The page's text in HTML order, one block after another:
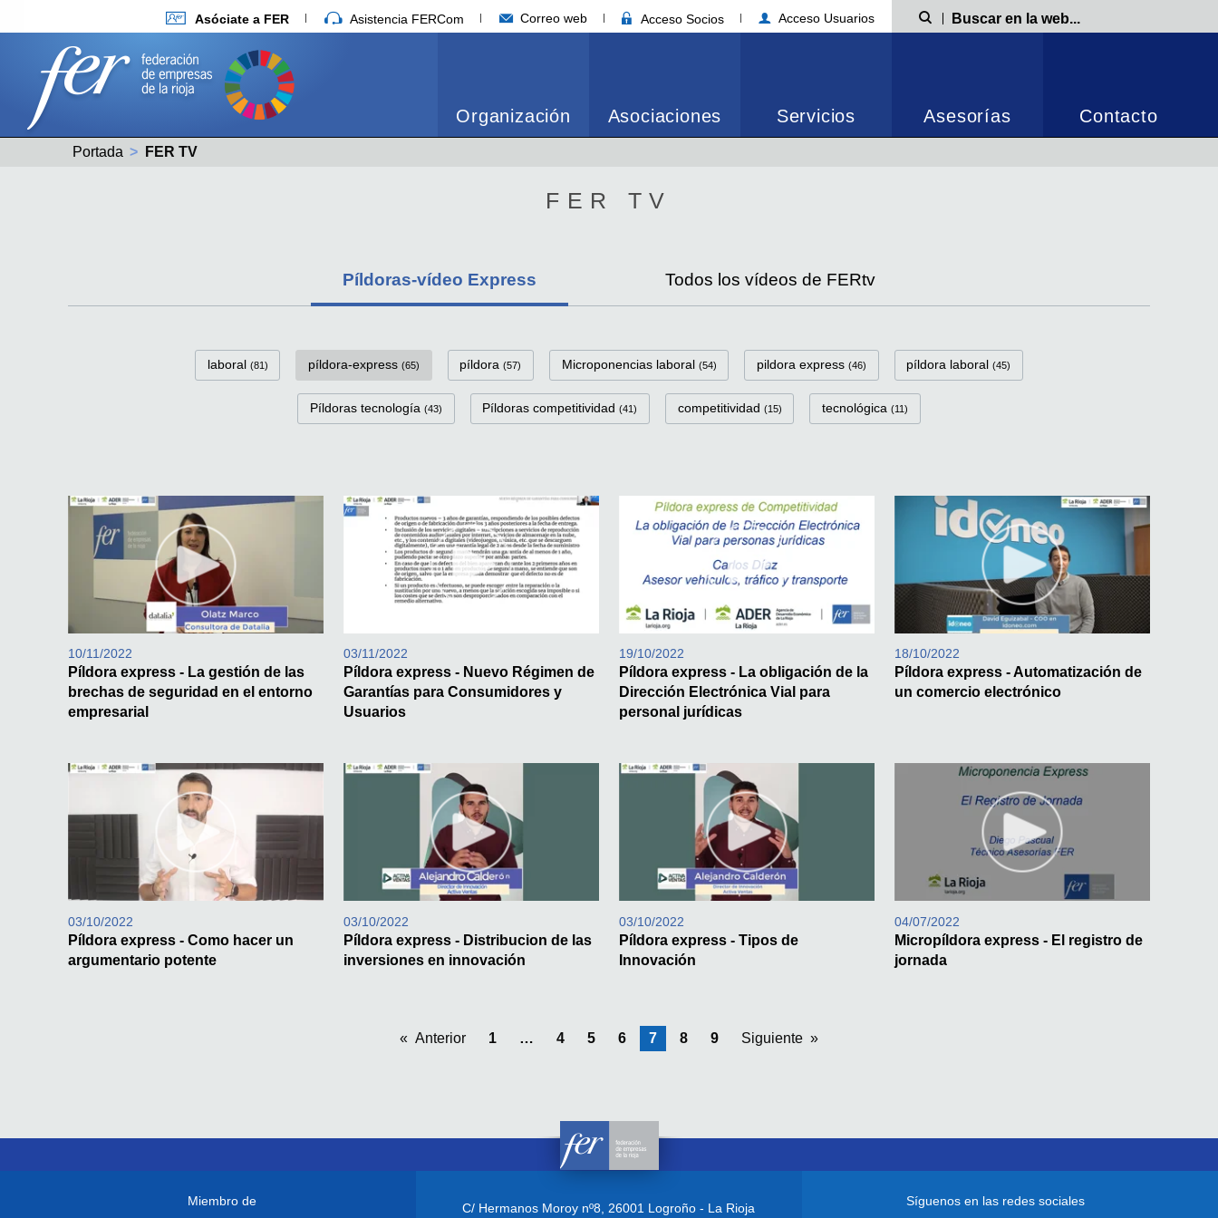
Asóciate a FER Asistencia FERCom Correo web Acceso Socios Acceso Usuarios Búsqueda
Organización Asociaciones Servicios Asesorías Contacto
Portada Actual:
FER TV
FER TV
Píldoras-vídeo Express Todos los vídeos de FERtv
FerTv Píldoras-vídeo Express Categorías
laboral (81) píldora-express (65) píldora (57) Microponencias laboral (54) pildora express (46) píldora laboral (45)
Píldoras tecnología (43) Píldoras competitividad (41) competitividad (15) tecnológica (11)
10/11/2022
Píldora express - La gestión de las
brechas de seguridad en el entorno
empresarial
03/11/2022
Píldora express - Nuevo Régimen de
Garantías para Consumidores y
Usuarios
19/10/2022
Píldora express - La obligación de la
Dirección Electrónica Vial para
personal jurídicas
18/10/2022
Píldora express - Automatización de
un comercio electrónico
03/10/2022
Píldora express - Como hacer un
argumentario potente
03/10/2022
Píldora express - Distribucion de las
inversiones en innovación
03/10/2022
Píldora express - Tipos de
Innovación
04/07/2022
Micropíldora express - El registro de
jornada
Anterior 1 4 5 6 Estás en la pagina
7 8 9 Siguiente
Miembro de C/ Hermanos Moroy nº8, 26001 Logroño - La Rioja Síguenos en las redes sociales